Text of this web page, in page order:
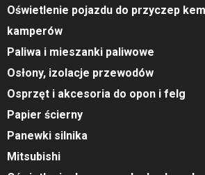
Oświetlenie pojazdu do przyczep
kamperów
Paliwa i mieszanki paliwowe
Osłony, izolacje przewodów
Osprzęt i akcesoria do opon i felg
Papier ścierny
Panewki silnika
Mitsubishi